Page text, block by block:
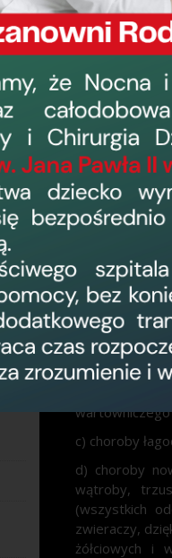
W Oddziale
standardy
Radioterapii
Do zadań
1)
a) łagodne i
nowotworach
po
rekonstrukcje
b) nowotwory
barwnikowe,
operacje
wartowniczego
c) choroby
d) choroby
wątroby,
(wszystkich
zwieraczy,
żółciowych i